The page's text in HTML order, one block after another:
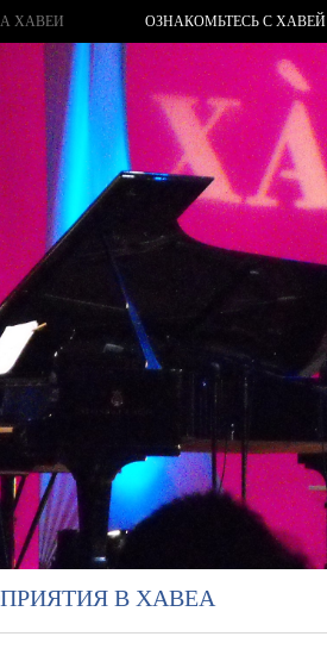
ХАВЕИ ОЗНАКОМЬТЕСЬ С ХАВЕЙ
В ХАВЕА